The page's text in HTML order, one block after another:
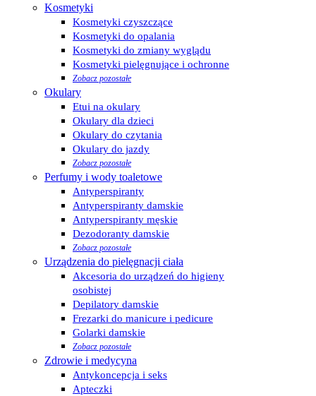
Kosmetyki
Kosmetyki czyszczące
Kosmetyki do opalania
Kosmetyki do zmiany wyglądu
Kosmetyki pielęgnujące i ochronne
Zobacz pozostałe
Okulary
Etui na okulary
Okulary dla dzieci
Okulary do czytania
Okulary do jazdy
Zobacz pozostałe
Perfumy i wody toaletowe
Antyperspiranty
Antyperspiranty damskie
Antyperspiranty męskie
Dezodoranty damskie
Zobacz pozostałe
Urządzenia do pielęgnacji ciała
Akcesoria do urządzeń do higieny
osobistej
Depilatory damskie
Frezarki do manicure i pedicure
Golarki damskie
Zobacz pozostałe
Zdrowie i medycyna
Antykoncepcja i seks
Apteczki